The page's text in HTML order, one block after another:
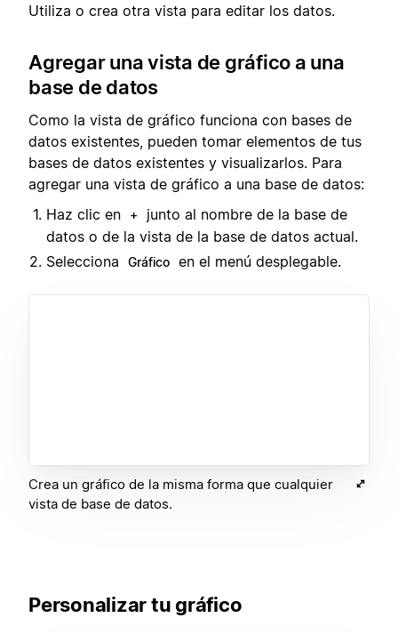
Utiliza o crea otra vista para editar los datos.
Agregar una vista de gráfico a una
base de datos
Como la vista de gráfico funciona con bases de
datos existentes, pueden tomar elementos de tus
bases de datos existentes y visualizarlos. Para
agregar una vista de gráfico a una base de datos:
Haz clic en
+
junto al nombre de la base de
datos o de la vista de la base de datos actual.
Selecciona
Gráfico en el menú desplegable.
Crea un gráfico de la misma forma que cualquier
vista de base de datos.
Personalizar tu gráfico